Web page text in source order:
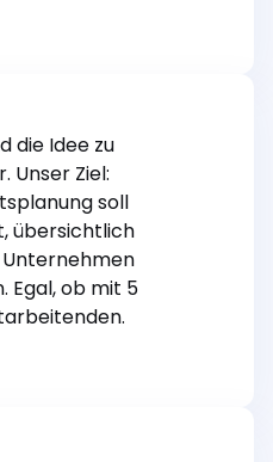
die Idee zu
Unser Ziel:
soll
übersichtlich
Egal, ob mit 5